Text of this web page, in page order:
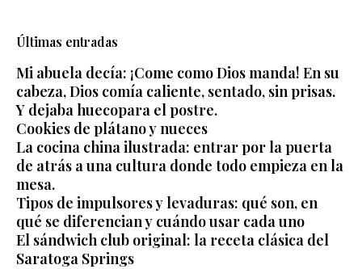
Últimas entradas
Mi abuela decía: ¡Come como Dios manda! En su
cabeza, Dios comía caliente, sentado, sin prisas.
Y dejaba huecopara el postre.
Cookies de plátano y nueces
La cocina china ilustrada: entrar por la puerta
de atrás a una cultura donde todo empieza en la
mesa.
Tipos de impulsores y levaduras: qué son, en
qué se diferencian y cuándo usar cada uno
El sándwich club original: la receta clásica del
Saratoga Springs